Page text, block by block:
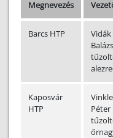
Megnevezés
Barcs HTP
Vidák
Balázs
Kaposvár
HTP
Péter